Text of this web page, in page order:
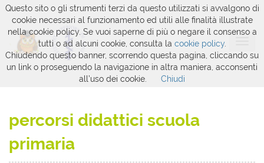
percorsi didattici scuola
primaria
Questo sito o gli strumenti terzi da questo utilizzati si avvalgono di
cookie necessari al funzionamento ed utili alle finalità illustrate
nella cookie policy. Se vuoi saperne di più o negare il consenso a
tutti o ad alcuni cookie, consulta la cookie policy.
Chiudendo questo banner, scorrendo questa pagina, cliccando su
un link o proseguendo la navigazione in altra maniera, acconsenti
all’uso dei cookie.
Chiudi